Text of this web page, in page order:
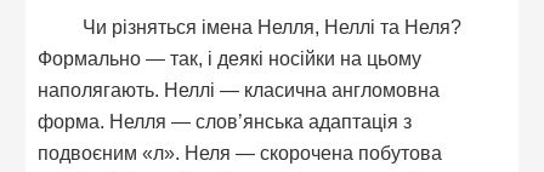
Чи різняться імена Нелля, Неллі та Неля?
Формально — так, і деякі носійки на цьому
наполягають. Неллі — класична англомовна
форма. Нелля — слов’янська адаптація з
подвоєним «л». Неля — скорочена побутова